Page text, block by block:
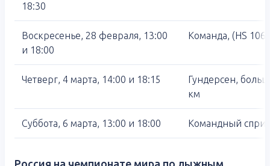
18:30
Воскресенье, 28 февраля, 13:00
и 18:00
Команда, (HS
Четверг, 4 марта, 14:00 и 18:15
Гундерсен,
км
Суббота, 6 марта, 13:00 и 18:00 Командный